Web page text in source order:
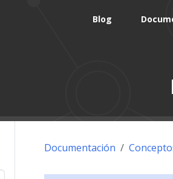
Blog
Documentación